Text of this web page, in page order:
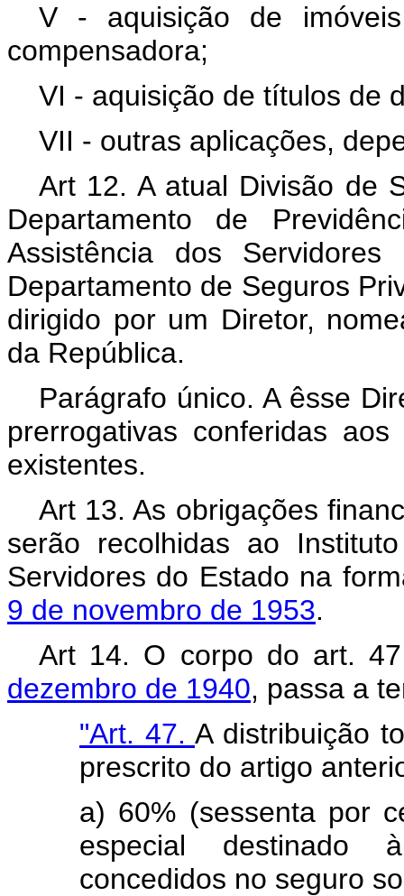
V - aquisição de
compensadora;
VI - aquisição de títulos de
VII - outras aplicações,
Art 12. A atual Divisão de
Departamento de
Assistência dos
Departamento de Seguros
dirigido por um Diretor,
da República.
Parágrafo único. A êsse
prerrogativas conferidas
existentes.
Art 13. As obrigações
serão recolhidas ao
Servidores do Estado na
9 de novembro de 1953.
Art 14. O corpo do art.
dezembro de 1940, passa a
"Art. 47. A distribuição
prescrito do artigo
a) 60% (sessenta por
especial destinado
concedidos no seguro